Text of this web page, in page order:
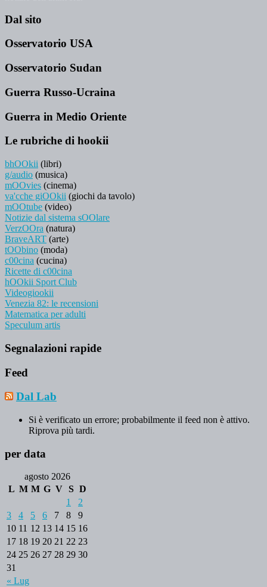
Dal sito
Osservatorio USA
Osservatorio Sudan
Guerra Russo-Ucraina
Guerra in Medio Oriente
Le rubriche di hookii
bhOOkii (libri)
g/audio (musica)
mOOvies (cinema)
va'cche giOOkii (giochi da tavolo)
mOOtube (video)
Notizie dal sistema sOOlare
VerzOOra (natura)
BraveART (arte)
tOObino (moda)
c00cina (cucina)
Ricette di c00cina
hOOkii Sport Club
Videogiookii
Venezia 82: le recensioni
Matematica per adulti
Speculum artis
Segnalazioni rapide
Feed
Dal Lab
Si è verificato un errore; probabilmente il feed non è attivo.
Riprova più tardi.
per data
agosto 2026
L M M G V S D
« Lug
1
2
3
4 5 6 7 8
9
10 11 12 13 14 15 16
17 18 19 20 21 22 23
24 25 26 27 28 29 30
31